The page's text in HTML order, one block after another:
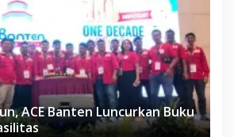
ACE Banten Luncurkan Buku